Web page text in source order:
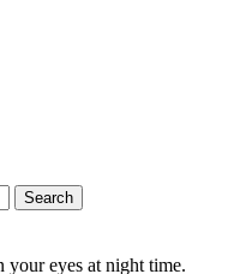
Search
your eyes at night time.